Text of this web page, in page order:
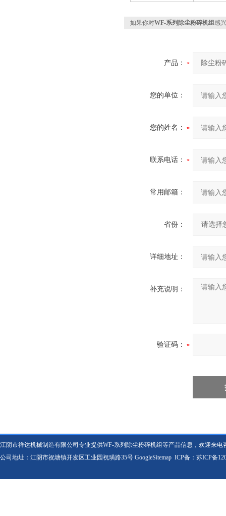
如果你对WF-系列除尘粉碎机组感
产品：
您的单位：
您的姓名：
联系电话：
常用邮箱：
省份：
详细地址：
补充说明：
验证码：
江阴市祥达机械制造有限公司专业提供WF-系列除尘粉碎机组等产品信息，欢迎来电
公司地址：江阴市祝塘镇开发区工业园祝璜路35号 GoogleSitemap ICP备： 苏ICP备